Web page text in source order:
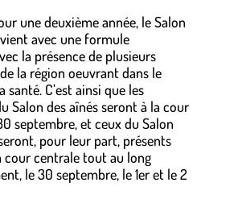
une deuxième année, le Salon
avec une formule
la présence de plusieurs
la région oeuvrant dans le
santé. C’est ainsi que les
Salon des aînés seront à la cour
septembre, et ceux du Salon
pour leur part, présents
cour centrale tout au long
le 30 septembre, le 1er et le 2